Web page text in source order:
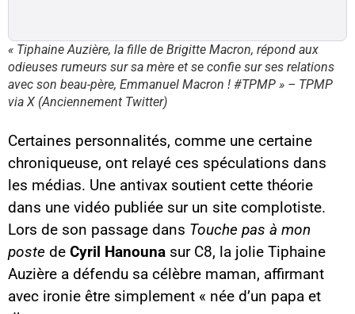
« Tiphaine Auzière, la fille de Brigitte Macron, répond aux
odieuses rumeurs sur sa mère et se confie sur ses relations
avec son beau-père, Emmanuel Macron ! #TPMP » – TPMP
via X (Anciennement Twitter)
Certaines personnalités, comme une certaine
chroniqueuse, ont relayé ces spéculations dans
les médias. Une antivax soutient cette théorie
dans une vidéo publiée sur un site complotiste.
Lors de son passage dans Touche pas à mon
poste de Cyril Hanouna sur C8, la jolie Tiphaine
Auzière a défendu sa célèbre maman, affirmant
avec ironie être simplement « née d’un papa et